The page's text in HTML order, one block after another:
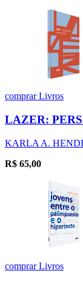
comprarLivros
LAZER:
KARLA A.
R$ 65,00
comprarLivros